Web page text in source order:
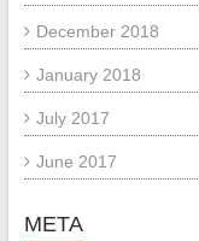
December 2018
January 2018
July 2017
June 2017
META